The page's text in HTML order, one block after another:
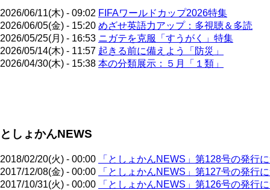
2026/06/11(木) - 09:02 FIFAワールドカップ2026特集
2026/06/05(金) - 15:20 めざせ英語力アップ：多視聴＆多読
2026/05/25(月) - 16:53 ニガテを克服「すうがく」特集
2026/05/14(木) - 11:57 起きる前に備えよう「防災」
2026/04/30(木) - 15:38 本の分類展示：５月「１類」
送
としょかんNEWS
2018/02/20(火) - 00:00
「としょかんNEWS」第128号の発行
2017/12/08(金) - 00:00
「としょかんNEWS」第127号の発行
2017/10/31(火) - 00:00
「としょかんNEWS」第126号の発行